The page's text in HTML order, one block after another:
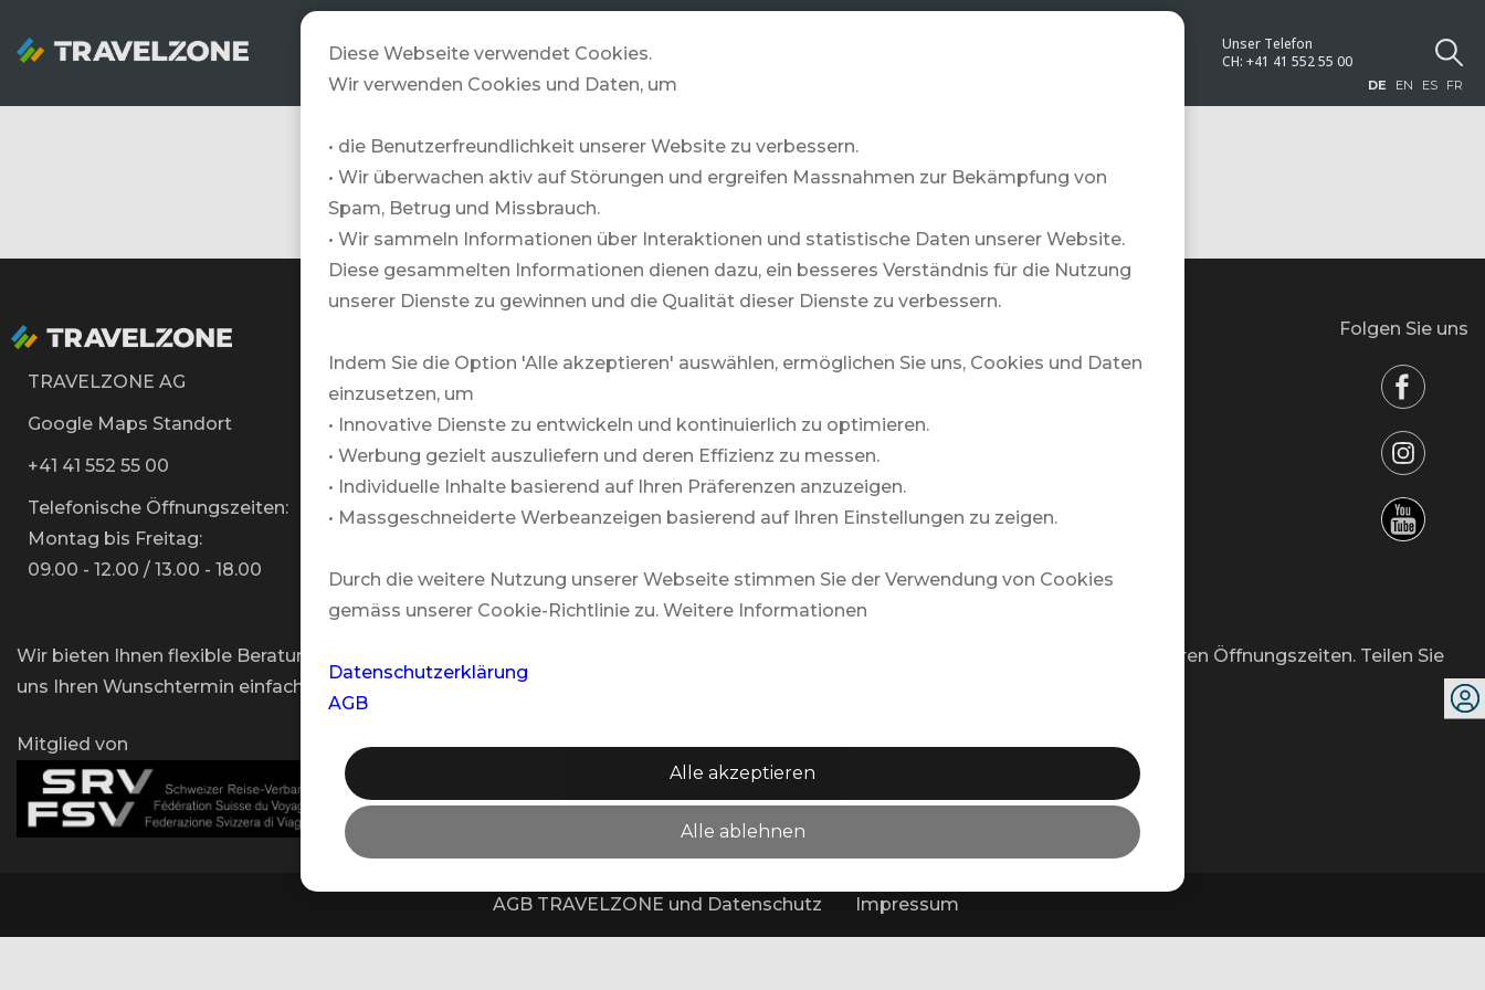
SNOWZONE GOLFZONE
Unser Telefon
CH: +41 41 552 55 00
DE EN ES FR
Myrtle Beach
TRAVELZONE AG
Google Maps Standort
+41 41 552 55 00
Telefonische Öffnungszeiten:
Montag bis Freitag:
09.00 - 12.00 / 13.00 - 18.00
Partner
Markenbotschafter
Medien
Folgen Sie uns
Wir bieten Ihnen flexible Beratungstermine an – vor Ort, telefonisch oder per Video – und das gerne auch ausserhalb unserer regulären Öffnungszeiten. Teilen Sie
uns Ihren Wunschtermin einfach per E-Mail mit!
Mitglied von
AGB TRAVELZONE und Datenschutz Impressum
Diese Webseite verwendet Cookies.
Wir verwenden Cookies und Daten, um
• die Benutzerfreundlichkeit unserer Website zu verbessern.
• Wir überwachen aktiv auf Störungen und ergreifen Massnahmen zur Bekämpfung von
Spam, Betrug und Missbrauch.
• Wir sammeln Informationen über Interaktionen und statistische Daten unserer Website.
Diese gesammelten Informationen dienen dazu, ein besseres Verständnis für die Nutzung
unserer Dienste zu gewinnen und die Qualität dieser Dienste zu verbessern.
Indem Sie die Option 'Alle akzeptieren' auswählen, ermöglichen Sie uns, Cookies und Daten
einzusetzen, um
• Innovative Dienste zu entwickeln und kontinuierlich zu optimieren.
• Werbung gezielt auszuliefern und deren Effizienz zu messen.
• Individuelle Inhalte basierend auf Ihren Präferenzen anzuzeigen.
• Massgeschneiderte Werbeanzeigen basierend auf Ihren Einstellungen zu zeigen.
Durch die weitere Nutzung unserer Webseite stimmen Sie der Verwendung von Cookies
gemäss unserer Cookie-Richtlinie zu. Weitere Informationen
Datenschutzerklärung
AGB
Alle akzeptieren
Alle ablehnen